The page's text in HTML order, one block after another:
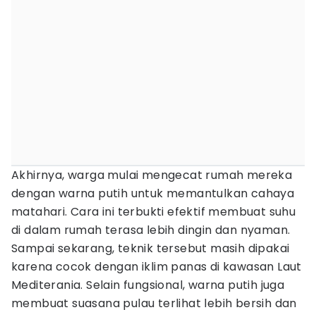
Akhirnya, warga mulai mengecat rumah mereka
dengan warna putih untuk memantulkan cahaya
matahari. Cara ini terbukti efektif membuat suhu
di dalam rumah terasa lebih dingin dan nyaman.
Sampai sekarang, teknik tersebut masih dipakai
karena cocok dengan iklim panas di kawasan Laut
Mediterania. Selain fungsional, warna putih juga
membuat suasana pulau terlihat lebih bersih dan